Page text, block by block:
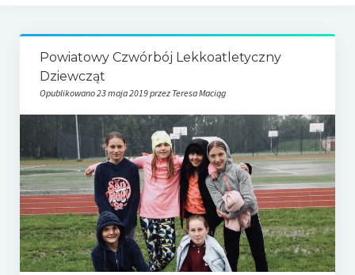
Dziennik elektroniczny (Librus)
Dla nauczycieli
Poczta szkolna
Dziennik elektroniczny
e-Rada
Logowanie
Powiatowy Czwórbój Lekkoatletyczny
Dziewcząt
Opublikowano 23 maja 2019 przez Teresa Maciąg